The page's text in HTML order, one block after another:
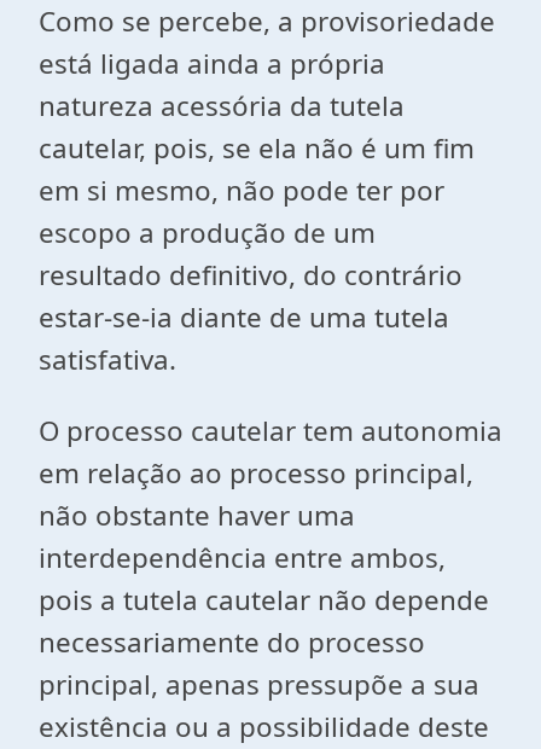
Como se percebe, a provisoriedade
está ligada ainda a própria
natureza acessória da tutela
cautelar, pois, se ela não é um fim
em si mesmo, não pode ter por
escopo a produção de um
resultado definitivo, do contrário
estar-se-ia diante de uma tutela
satisfativa.
O processo cautelar tem autonomia
em relação ao processo principal,
não obstante haver uma
interdependência entre ambos,
pois a tutela cautelar não depende
necessariamente do processo
principal, apenas pressupõe a sua
existência ou a possibilidade deste